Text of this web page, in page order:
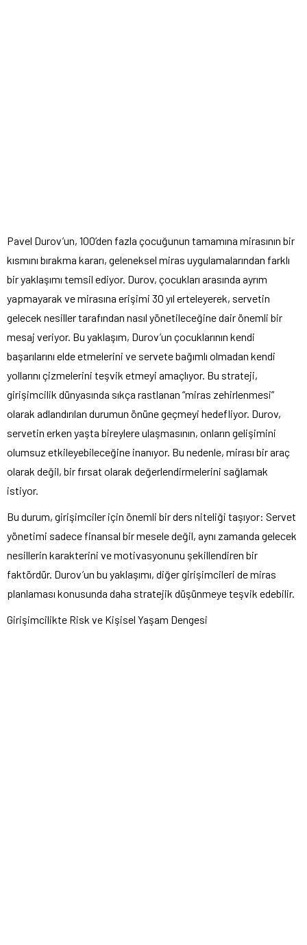
Pavel Durov’un, 100’den fazla çocuğunun tamamına mirasının bir
kısmını bırakma kararı, geleneksel miras uygulamalarından farklı
bir yaklaşımı temsil ediyor. Durov, çocukları arasında ayrım
yapmayarak ve mirasına erişimi 30 yıl erteleyerek, servetin
gelecek nesiller tarafından nasıl yönetileceğine dair önemli bir
mesaj veriyor. Bu yaklaşım, Durov’un çocuklarının kendi
başarılarını elde etmelerini ve servete bağımlı olmadan kendi
yollarını çizmelerini teşvik etmeyi amaçlıyor. Bu strateji,
girişimcilik dünyasında sıkça rastlanan “miras zehirlenmesi”
olarak adlandırılan durumun önüne geçmeyi hedefliyor. Durov,
servetin erken yaşta bireylere ulaşmasının, onların gelişimini
olumsuz etkileyebileceğine inanıyor. Bu nedenle, mirası bir araç
olarak değil, bir fırsat olarak değerlendirmelerini sağlamak
istiyor.
Bu durum, girişimciler için önemli bir ders niteliği taşıyor: Servet
yönetimi sadece finansal bir mesele değil, aynı zamanda gelecek
nesillerin karakterini ve motivasyonunu şekillendiren bir
faktördür. Durov’un bu yaklaşımı, diğer girişimcileri de miras
planlaması konusunda daha stratejik düşünmeye teşvik edebilir.
Girişimcilikte Risk ve Kişisel Yaşam Dengesi